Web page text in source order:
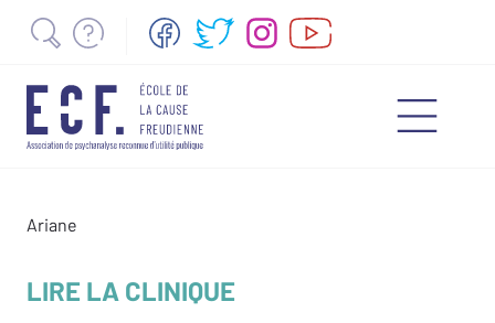
Ariane
LIRE LA CLINIQUE